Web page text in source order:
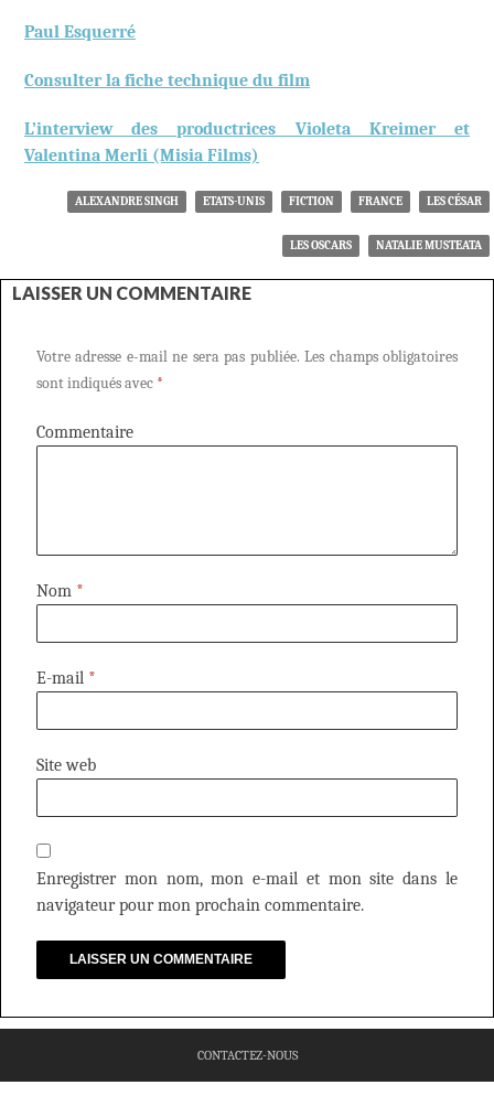
Paul Esquerré
Consulter la fiche technique du film
L’interview des productrices Violeta Kreimer et
Valentina Merli (Misia Films)
ALEXANDRE SINGH ETATS-UNIS FICTION FRANCE LES CÉSAR
LES OSCARS NATALIE MUSTEATA
LAISSER UN COMMENTAIRE
Votre adresse e-mail ne sera pas publiée. Les champs obligatoires
sont indiqués avec *
Commentaire
Nom *
E-mail *
Site web
Enregistrer mon nom, mon e-mail et mon site dans le
navigateur pour mon prochain commentaire.
CONTACTEZ-NOUS